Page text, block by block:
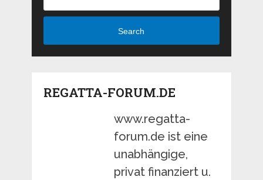
Search
REGATTA-FORUM.DE
www.regatta-
forum.de ist eine
unabhängige,
privat finanziert u.